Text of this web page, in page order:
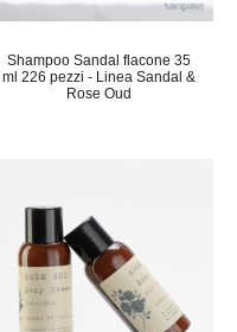
Shampoo Sandal flacone 35
ml 226 pezzi - Linea Sandal &
Rose Oud